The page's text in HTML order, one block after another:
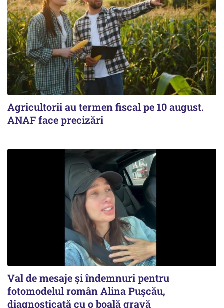
Agricultorii au termen fiscal pe 10 august.
ANAF face precizări
Val de mesaje și îndemnuri pentru
fotomodelul român Alina Pușcău,
diagnosticată cu o boală gravă